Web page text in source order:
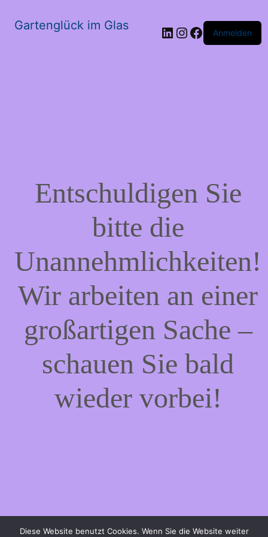
Gartenglück im Glas LinkedIn
Instagram
Facebook
Anmelden
Entschuldigen Sie
bitte die
Unannehmlichkeiten!
Wir arbeiten an einer
großartigen Sache –
schauen Sie bald
wieder vorbei!
Diese Website benutzt Cookies. Wenn Sie die Website weiter